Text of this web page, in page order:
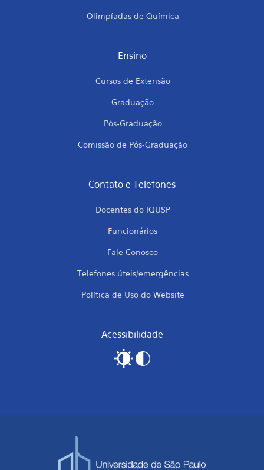
Olimpíadas de Química
Ensino
Cursos de Extensão
Graduação
Pós-Graduação
Comissão de Pós-Graduação
Contato e Telefones
Docentes do IQUSP
Funcionários
Fale Conosco
Telefones úteis/emergências
Política de Uso do Website
Acessibilidade